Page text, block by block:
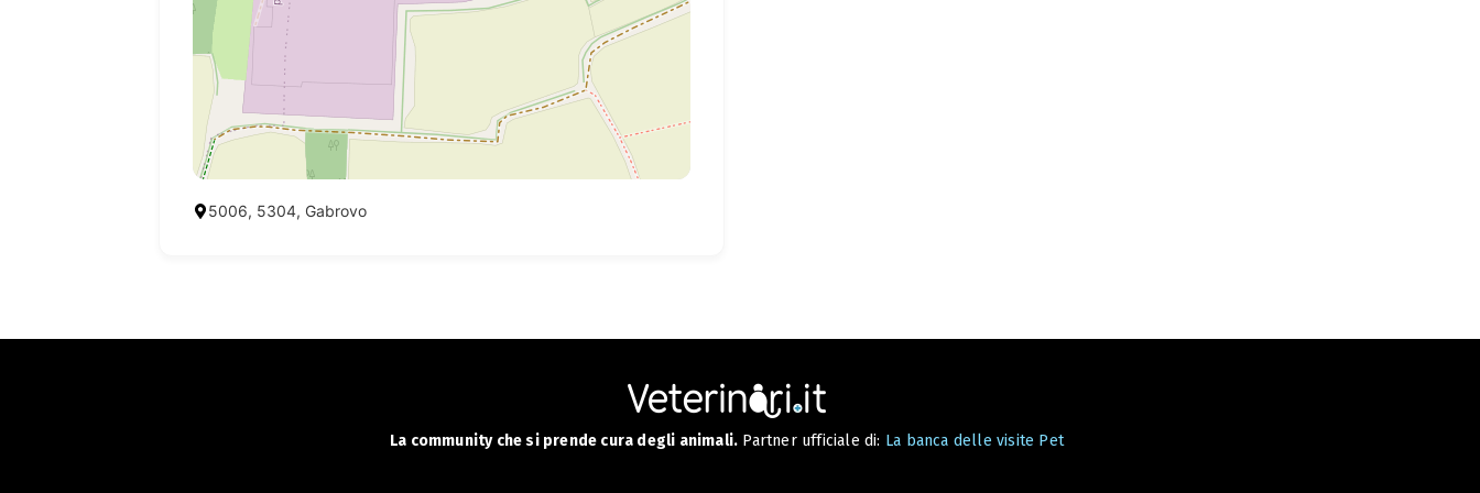
5006, 5304, Gabrovo
La community che si prende cura degli animali. Partner ufficiale di: La banca delle visite Pet